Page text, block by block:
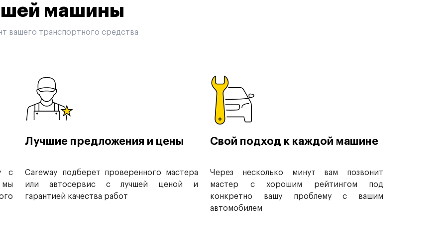
машины
вашего транспортного средства
с
мы
Лучшие предложения и цены
Careway подберет проверенного мастера
или автосервис с лучшей ценой и
гарантией качества работ
Свой подход к каждой машине
Через несколько минут вам позвонит
мастер с хорошим рейтингом под
конкретно вашу проблему с вашим
автомобилем